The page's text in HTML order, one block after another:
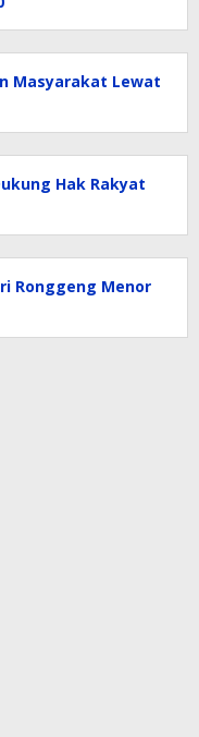
Masyarakat Lewat
Hak Rakyat
Ronggeng Menor